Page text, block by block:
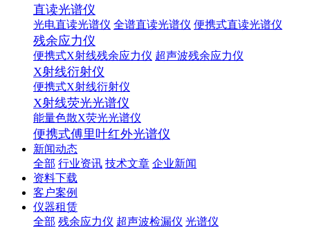
直读光谱仪
光电直读光谱仪 全谱直读光谱仪 便携式直读光谱仪
残余应力仪
便携式X射线残余应力仪 超声波残余应力仪
X射线衍射仪
便携式X射线衍射仪
X射线荧光光谱仪
能量色散X荧光光谱仪
便携式傅里叶红外光谱仪
新闻动态
全部 行业资讯 技术文章 企业新闻
资料下载
客户案例
仪器租赁
全部 残余应力仪 超声波检漏仪 光谱仪